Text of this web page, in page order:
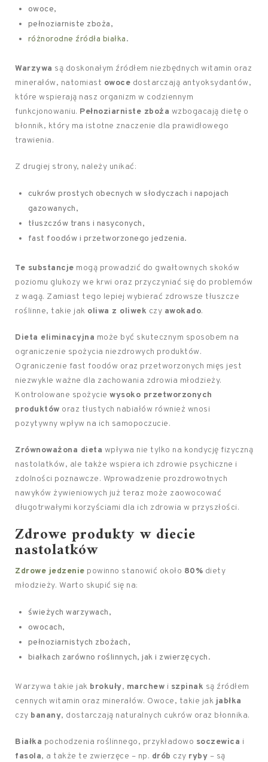
owoce,
pełnoziarniste zboża,
różnorodne źródła białka.
Warzywa są doskonałym źródłem niezbędnych witamin oraz
minerałów, natomiast owoce dostarczają antyoksydantów,
które wspierają nasz organizm w codziennym
funkcjonowaniu. Pełnoziarniste zboża wzbogacają dietę o
błonnik, który ma istotne znaczenie dla prawidłowego
trawienia.
Z drugiej strony, należy unikać:
cukrów prostych obecnych w słodyczach i napojach
gazowanych,
tłuszczów trans i nasyconych,
fast foodów i przetworzonego jedzenia.
Te substancje mogą prowadzić do gwałtownych skoków
poziomu glukozy we krwi oraz przyczyniać się do problemów
z wagą. Zamiast tego lepiej wybierać zdrowsze tłuszcze
roślinne, takie jak oliwa z oliwek czy awokado.
Dieta eliminacyjna może być skutecznym sposobem na
ograniczenie spożycia niezdrowych produktów.
Ograniczenie fast foodów oraz przetworzonych mięs jest
niezwykle ważne dla zachowania zdrowia młodzieży.
Kontrolowane spożycie wysoko przetworzonych
produktów oraz tłustych nabiałów również wnosi
pozytywny wpływ na ich samopoczucie.
Zrównoważona dieta wpływa nie tylko na kondycję fizyczną
nastolatków, ale także wspiera ich zdrowie psychiczne i
zdolności poznawcze. Wprowadzenie prozdrowotnych
nawyków żywieniowych już teraz może zaowocować
długotrwałymi korzyściami dla ich zdrowia w przyszłości.
Zdrowe produkty w diecie
nastolatków
Zdrowe jedzenie powinno stanowić około 80% diety
młodzieży. Warto skupić się na:
świeżych warzywach,
owocach,
pełnoziarnistych zbożach,
białkach zarówno roślinnych, jak i zwierzęcych.
Warzywa takie jak brokuły, marchew i szpinak są źródłem
cennych witamin oraz minerałów. Owoce, takie jak jabłka
czy banany, dostarczają naturalnych cukrów oraz błonnika.
Białka pochodzenia roślinnego, przykładowo soczewica i
fasola, a także te zwierzęce – np. drób czy ryby – są